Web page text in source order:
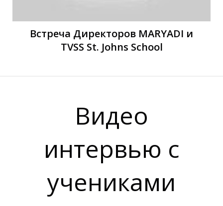
И
И
Встреча Директоров MARYADI и
TVSS St. Johns School
Видео
интервью с
учениками